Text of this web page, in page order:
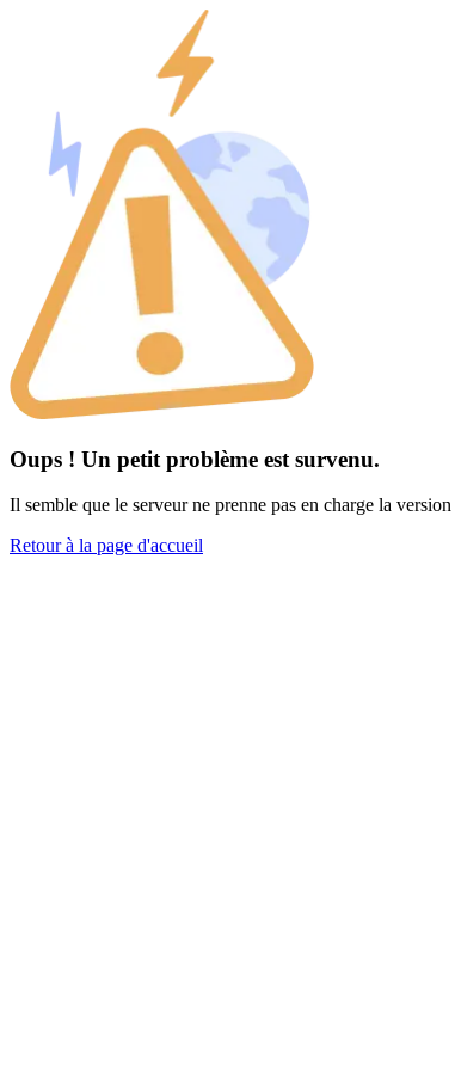
Oups ! Un petit problème est survenu.
Il semble que le serveur ne prenne pas en charge la
Retour à la page d'accueil